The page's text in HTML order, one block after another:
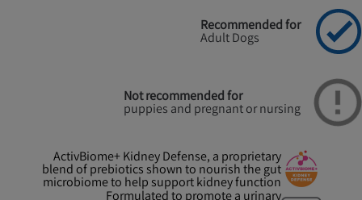
Recommended for
Adult Dogs
Not recommended for
puppies and pregnant or nursing
ActivBiome+ Kidney Defense, a proprietary
blend of prebiotics shown to nourish the gut
microbiome to help support kidney function
Formulated to promote a urinary